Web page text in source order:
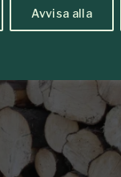
Avvisa alla